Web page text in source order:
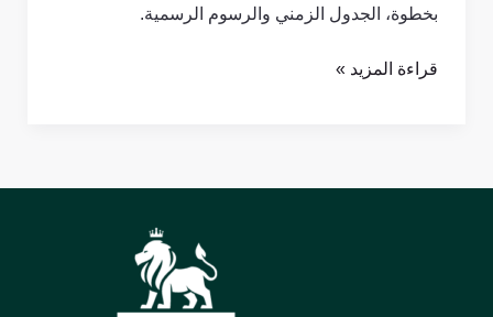
بخطوة، الجدول الزمني والرسوم الرسمية.
قراءة المزيد »